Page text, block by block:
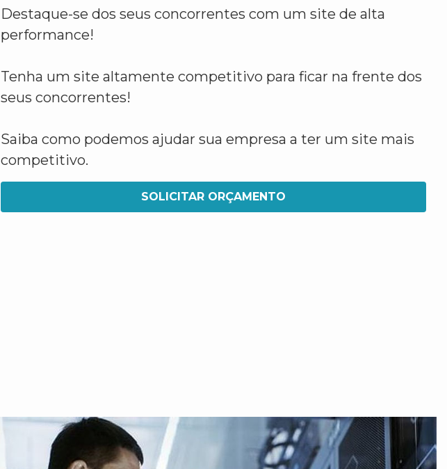
Destaque-se dos seus concorrentes com um site de alta
performance!
Tenha um site altamente competitivo para ficar na frente dos
seus concorrentes!
Saiba como podemos ajudar sua empresa a ter um site mais
competitivo.
SOLICITAR ORÇAMENTO